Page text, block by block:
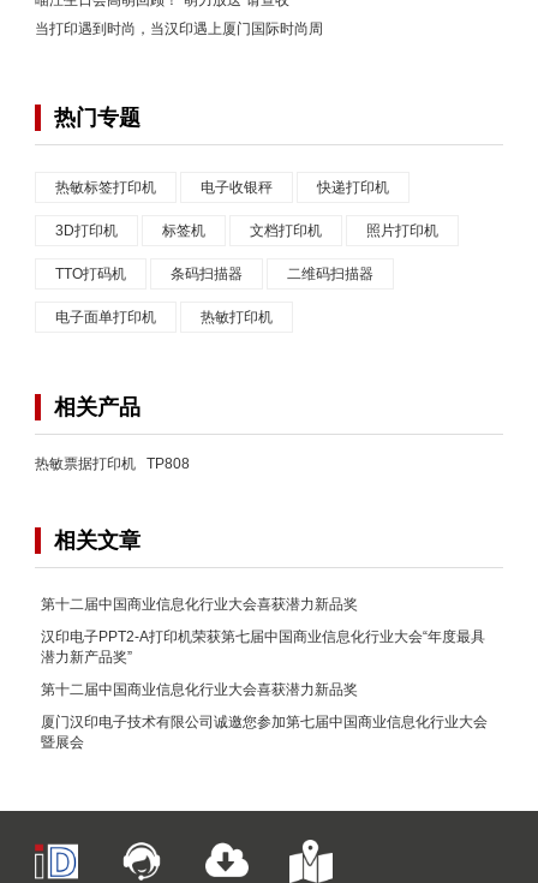
当打印遇到时尚，当汉印遇上厦门国际时尚周
热门专题
热敏标签打印机 电子收银秤 快递打印机
3D打印机 标签机 文档打印机 照片打印机
TTO打码机 条码扫描器 二维码扫描器
电子面单打印机 热敏打印机
相关产品
热敏票据打印机 TP808
相关文章
第十二届中国商业信息化行业大会喜获潜力新品奖
汉印电子PPT2-A打印机荣获第七届中国商业信息化行业大会“年度最具
潜力新产品奖”
第十二届中国商业信息化行业大会喜获潜力新品奖
厦门汉印电子技术有限公司诚邀您参加第七届中国商业信息化行业大会
暨展会